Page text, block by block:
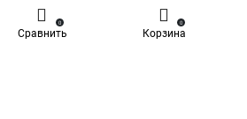
Сравнить
0
Корзина
0